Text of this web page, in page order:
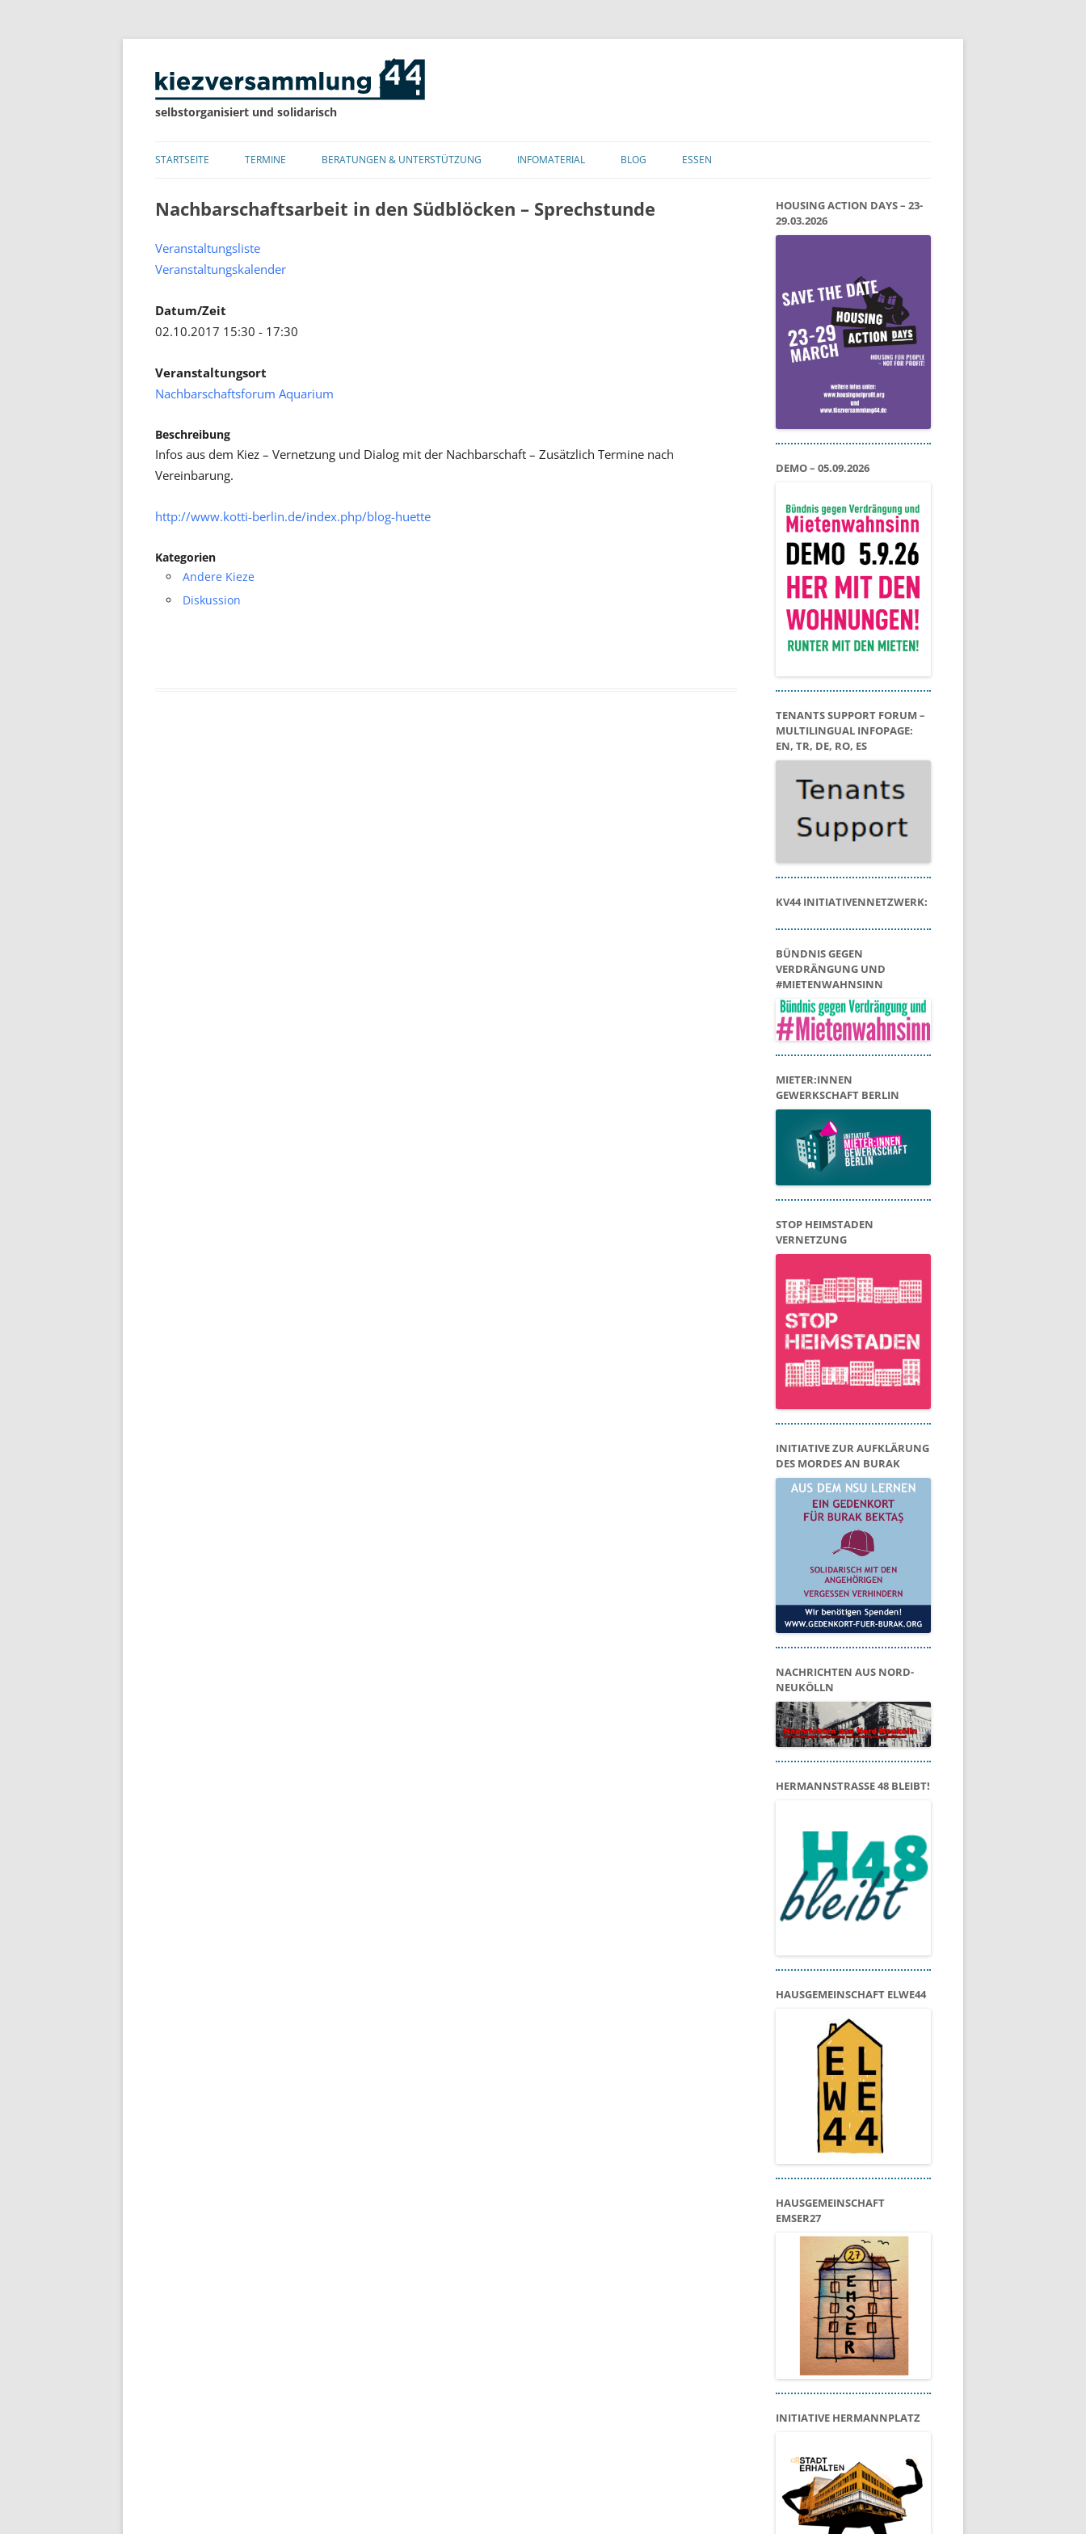
selbstorganisiert und solidarisch
Inhalt
STARTSEITE TERMINE BERATUNGEN & UNTERSTÜTZUNG INFOMATERIAL BLOG ESSEN
Nachbarschaftsarbeit in den Südblöcken – Sprechstunde
Veranstaltungsliste
Veranstaltungskalender
Datum/Zeit
02.10.2017 15:30 - 17:30
Veranstaltungsort
Nachbarschaftsforum Aquarium
Beschreibung
Infos aus dem Kiez – Vernetzung und Dialog mit der Nachbarschaft – Zusätzlich Termine nach
Vereinbarung.
http://www.kotti-berlin.de/index.php/blog-huette
Kategorien
Andere Kieze
Diskussion
HOUSING ACTION DAYS – 23-
29.03.2026
DEMO – 05.09.2026
TENANTS SUPPORT FORUM –
MULTILINGUAL INFOPAGE:
EN, TR, DE, RO, ES
KV44 INITIATIVENNETZWERK:
BÜNDNIS GEGEN
VERDRÄNGUNG UND
#MIETENWAHNSINN
MIETER:INNEN
GEWERKSCHAFT BERLIN
STOP HEIMSTADEN
VERNETZUNG
INITIATIVE ZUR AUFKLÄRUNG
DES MORDES AN BURAK
NACHRICHTEN AUS NORD-
NEUKÖLLN
HERMANNSTRASSE 48 BLEIBT!
HAUSGEMEINSCHAFT ELWE44
HAUSGEMEINSCHAFT
EMSER27
INITIATIVE HERMANNPLATZ